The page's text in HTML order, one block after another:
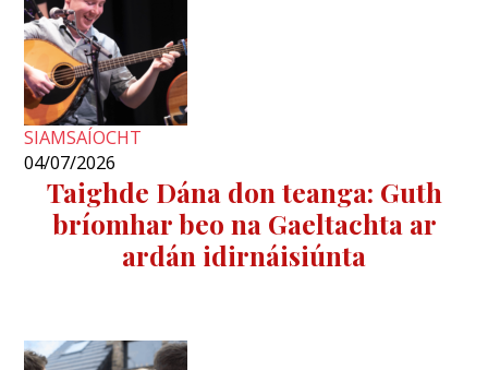
SIAMSAÍOCHT
04/07/2026
Taighde Dána don teanga: Guth
bríomhar beo na Gaeltachta ar
ardán idirnáisiúnta